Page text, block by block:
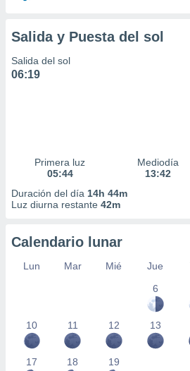
Salida y Puesta del sol
Salida del sol
06:19
Primera luz
05:44
Mediodía
13:42
Duración del día 14h 44m
Luz diurna restante 42m
Calendario lunar
Lun Mar Mié Jue
6
10 11 12 13
17 18 19